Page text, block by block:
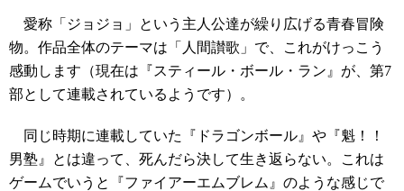
愛称「ジョジョ」という主人公達が繰り広げる青春冒険
物。作品全体のテーマは「人間讃歌」で、これがけっこう
感動します（現在は『スティール・ボール・ラン』が、第7
部として連載されているようです）。
同じ時期に連載していた『ドラゴンボール』や『魁！！
男塾』とは違って、死んだら決して生き返らない。これは
ゲームでいうと『ファイアーエムブレム』のような感じで